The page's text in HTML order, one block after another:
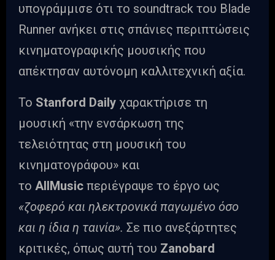
υπογράμμισε ότι το soundtrack του Blade
Runner ανήκει στις σπάνιες περιπτώσεις
κινηματογραφικής μουσικής που
απέκτησαν αυτόνομη καλλιτεχνική αξία.
Το Stanford Daily χαρακτήρισε τη
μουσική «την ενσάρκωση της
τελειότητας στη μουσική του
κινηματογράφου» και
το AllMusic περιέγραψε το έργο ως
«ζοφερό και ηλεκτρονικά παγωμένο όσο
και η ίδια η ταινία». Σε πιο ανεξάρτητες
κριτικές, όπως αυτή του Zanobard